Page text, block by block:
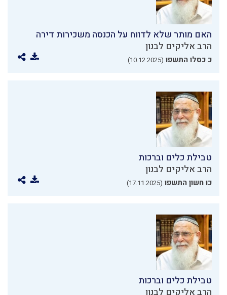
האם מותר שלא לדווח על הכנסה משכירות דירה
הרב אליקים לבנון
כ כסלו התשפו (10.12.2025)
טבילת כלים וברכות
הרב אליקים לבנון
כו חשון התשפו (17.11.2025)
טבילת כלים וברכות
הרב אליקים לבנון